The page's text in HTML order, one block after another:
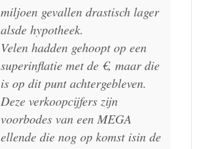
miljoen gevallen drastisch lager
alsde hypotheek.
Velen hadden gehoopt op een
superinflatie met de €, maar die
is op dit punt achtergebleven.
Deze verkoopcijfers zijn
voorbodes van een MEGA
ellende die nog op komst isin de